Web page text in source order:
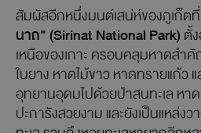
เล่นน้ำตก:บริเวณน้ำต
สามารถลงเล่นน้ำได้
และคลายร้อน
2. อุทยานแห่งชาติสิ